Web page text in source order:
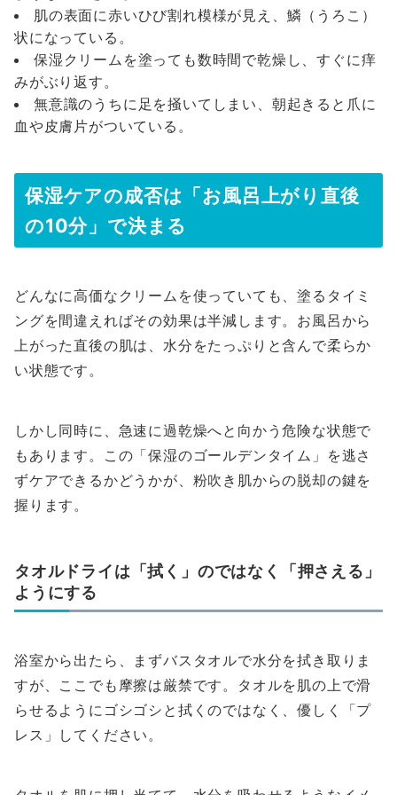
肌の表面に赤いひび割れ模様が見え、鱗（うろこ）
状になっている。
保湿クリームを塗っても数時間で乾燥し、すぐに痒
みがぶり返す。
無意識のうちに足を掻いてしまい、朝起きると爪に
血や皮膚片がついている。
保湿ケアの成否は「お風呂上がり直後
の10分」で決まる
どんなに高価なクリームを使っていても、塗るタイミ
ングを間違えればその効果は半減します。お風呂から
上がった直後の肌は、水分をたっぷりと含んで柔らか
い状態です。
しかし同時に、急速に過乾燥へと向かう危険な状態で
もあります。この「保湿のゴールデンタイム」を逃さ
ずケアできるかどうかが、粉吹き肌からの脱却の鍵を
握ります。
タオルドライは「拭く」のではなく「押さえる」
ようにする
浴室から出たら、まずバスタオルで水分を拭き取りま
すが、ここでも摩擦は厳禁です。タオルを肌の上で滑
らせるようにゴシゴシと拭くのではなく、優しく「プ
レス」してください。